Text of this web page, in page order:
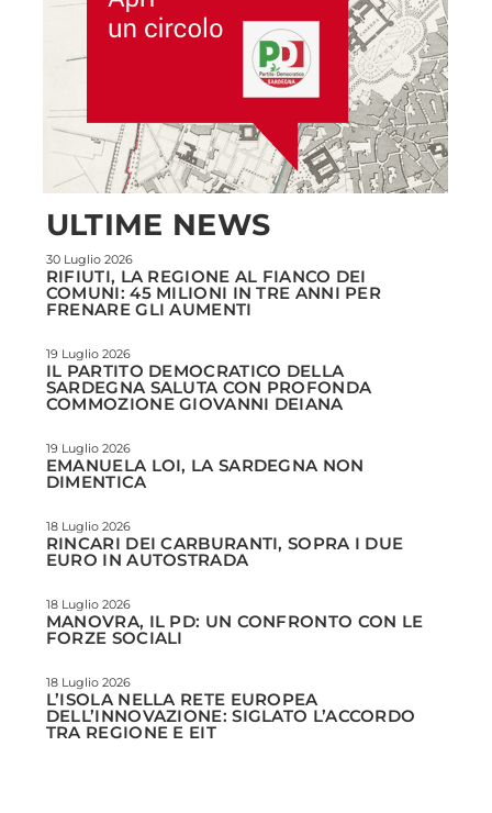
ULTIME NEWS
30 Luglio 2026
RIFIUTI, LA REGIONE AL FIANCO DEI
COMUNI: 45 MILIONI IN TRE ANNI PER
FRENARE GLI AUMENTI
19 Luglio 2026
IL PARTITO DEMOCRATICO DELLA
SARDEGNA SALUTA CON PROFONDA
COMMOZIONE GIOVANNI DEIANA
19 Luglio 2026
EMANUELA LOI, LA SARDEGNA NON
DIMENTICA
18 Luglio 2026
RINCARI DEI CARBURANTI, SOPRA I DUE
EURO IN AUTOSTRADA
18 Luglio 2026
MANOVRA, IL PD: UN CONFRONTO CON LE
FORZE SOCIALI
18 Luglio 2026
L’ISOLA NELLA RETE EUROPEA
DELL’INNOVAZIONE: SIGLATO L’ACCORDO
TRA REGIONE E EIT